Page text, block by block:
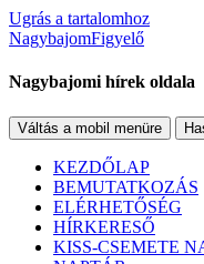
Ugrás a tartalomhoz
NagybajomFigyelő
Nagybajomi hírek oldala
Váltás a mobil menüre
KEZDŐLAP
BEMUTATKOZÁS
ELÉRHETŐSÉG
HÍRKERESŐ
KISS-CSEMETE